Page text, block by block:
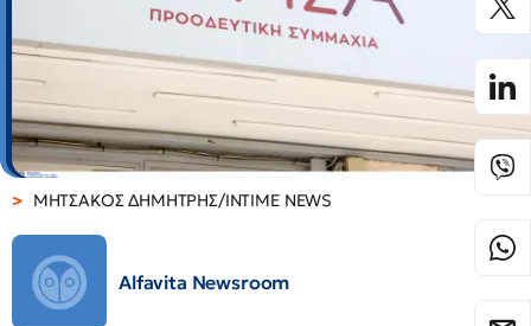
ΜΗΤΣΑΚΟΣ ΔΗΜΗΤΡΗΣ/INTIME NEWS
Alfavita Newsroom